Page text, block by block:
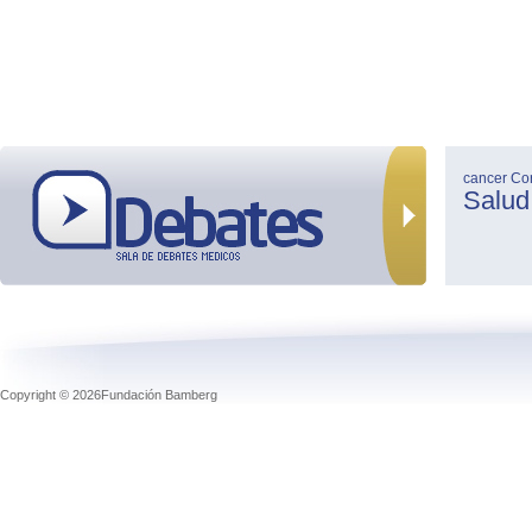
cancer
Salud
Copyright © 2026Fundación Bamberg